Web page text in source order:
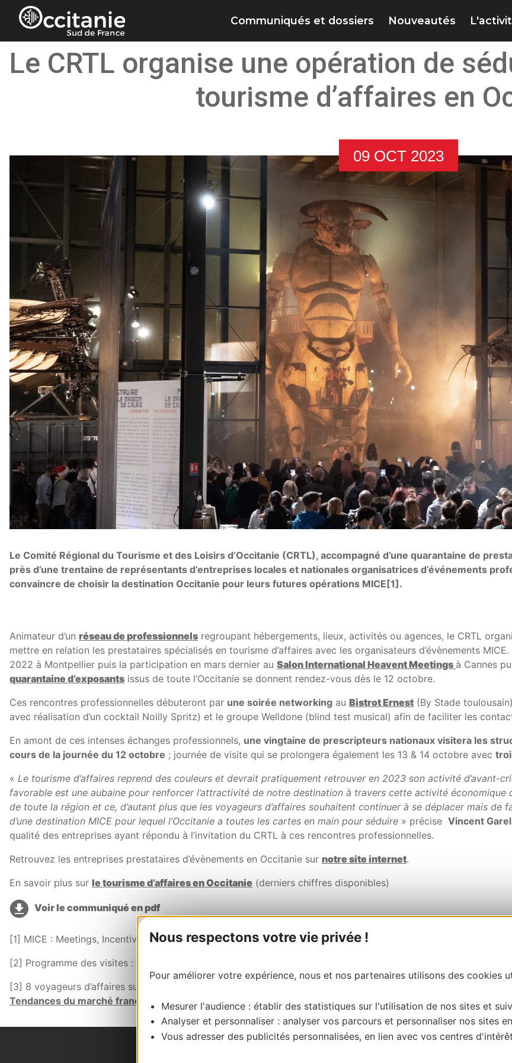
Panneau de gestion des cookies
Nous respectons votre vie privée !
Pour améliorer votre expérience, nous et nos partenaires utilisons des cookies
Mesurer l'audience : établir des statistiques sur l'utilisation de nos sites et
Analyser et personnaliser : analyser vos parcours et personnaliser nos sites
Vous adresser des publicités personnalisées, en lien avec vos centres
Communiqués et dossiers Nouveautés
Le CRTL organise une opération de
tourisme d’affaires en
09 OCT 2023
Le Comité Régional du Tourisme et des Loisirs d’Occitanie (CRTL), accompagné d’une quarantaine de
près d’une trentaine de représentants d’entreprises locales et nationales organisatrices d’événements
convaincre de choisir la destination Occitanie pour leurs futures opérations MICE[1].
Animateur d’un réseau de professionnels regroupant hébergements, lieux, activités ou agences, le CRTL
mettre en relation les prestataires spécialisés en tourisme d’affaires avec les organisateurs d’évènements
2022 à Montpellier puis la participation en mars dernier au Salon International Heavent Meetings à Cannes
quarantaine d’exposants issus de toute l’Occitanie se donnent rendez-vous dès le 12 octobre.
Ces rencontres professionnelles débuteront par une soirée networking au Bistrot Ernest (By Stade
avec réalisation d’un cocktail Noilly Spritz) et le groupe Welldone (blind test musical) afin de faciliter les
En amont de ces intenses échanges professionnels, une vingtaine de prescripteurs nationaux visitera les
cours de la journée du 12 octobre ; journée de visite qui se prolongera également les 13 & 14 octobre avec
« Le tourisme d’affaires reprend des couleurs et devrait pratiquement retrouver en 2023 son activité d’avant-
favorable est une aubaine pour renforcer l’attractivité de notre destination à travers cette activité économique
de toute la région et ce, d’autant plus que les voyageurs d’affaires souhaitent continuer à se déplacer mais
d’une destination MICE pour lequel l’Occitanie a toutes les cartes en main pour séduire » précise Vincent
qualité des entreprises ayant répondu à l’invitation du CRTL à ces rencontres professionnelles.
Retrouvez les entreprises prestataires d’évènements en Occitanie sur notre site internet.
En savoir plus sur le tourisme d’affaires en Occitanie (derniers chiffres disponibles)
Voir le communiqué en pdf
[1] MICE : Meetings, Incentives, Conferencing, Exhibitions (Tourisme d’affaires lié aux séminaires, voyages de
[2] Programme des visites :
[3] 8 voyageurs d’affaires sur 10 déclarent être fortement intéressés par de nouvelles propositions liées au
Tendances du marché français – Janvier 2023